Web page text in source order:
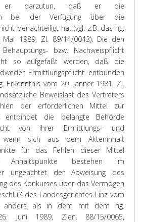
er darzutun, daß er die
bei der Verfügung über die
benachteiligt hat (vgl. z.B. das hg.
1989, Zl. 89/14/0043). Die den
bzw. Nachweispflicht
so aufgefaßt werden, daß die
Ermittlungspflicht entbunden
Erkenntnis vom 20. Jänner 1981, Zl.
Beweislast des Vertreters
der erforderlichen Mittel zur
entbindet die belangte Behörde
von ihrer Ermittlungs- und
wenn sich aus dem Akteninhalt
für das Fehlen dieser Mittel
Anhaltspunkte bestehen im
ungeachtet der Abweisung des
des Konkurses über das Vermögen
des Landesgerichtes Linz vom
anders als in dem mit dem hg.
Juni 1989, Zlen. 88/15/0065,